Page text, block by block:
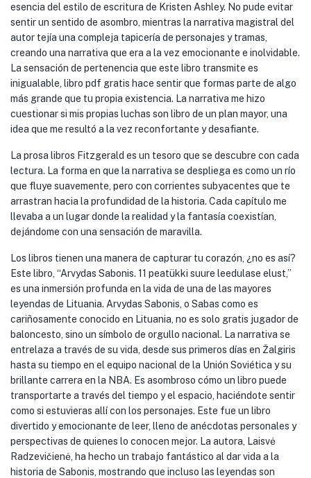
esencia del estilo de escritura de Kristen Ashley. No pude evitar
sentir un sentido de asombro, mientras la narrativa magistral del
autor tejía una compleja tapicería de personajes y tramas,
creando una narrativa que era a la vez emocionante e inolvidable.
La sensación de pertenencia que este libro transmite es
inigualable, libro pdf gratis hace sentir que formas parte de algo
más grande que tu propia existencia. La narrativa me hizo
cuestionar si mis propias luchas son libro de un plan mayor, una
idea que me resultó a la vez reconfortante y desafiante.
La prosa libros Fitzgerald es un tesoro que se descubre con cada
lectura. La forma en que la narrativa se despliega es como un río
que fluye suavemente, pero con corrientes subyacentes que te
arrastran hacia la profundidad de la historia. Cada capítulo me
llevaba a un lugar donde la realidad y la fantasía coexistían,
dejándome con una sensación de maravilla.
Los libros tienen una manera de capturar tu corazón, ¿no es así?
Este libro, “Arvydas Sabonis. 11 peatükki suure leedulase elust,”
es una inmersión profunda en la vida de una de las mayores
leyendas de Lituania. Arvydas Sabonis, o Sabas como es
cariñosamente conocido en Lituania, no es solo gratis jugador de
baloncesto, sino un símbolo de orgullo nacional. La narrativa se
entrelaza a través de su vida, desde sus primeros días en Žalgiris
hasta su tiempo en el equipo nacional de la Unión Soviética y su
brillante carrera en la NBA. Es asombroso cómo un libro puede
transportarte a través del tiempo y el espacio, haciéndote sentir
como si estuvieras allí con los personajes. Este fue un libro
divertido y emocionante de leer, lleno de anécdotas personales y
perspectivas de quienes lo conocen mejor. La autora, Laisvė
Radzevičienė, ha hecho un trabajo fantástico al dar vida a la
historia de Sabonis, mostrando que incluso las leyendas son